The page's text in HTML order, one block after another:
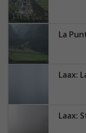
La Punt
Laax:
Laax: